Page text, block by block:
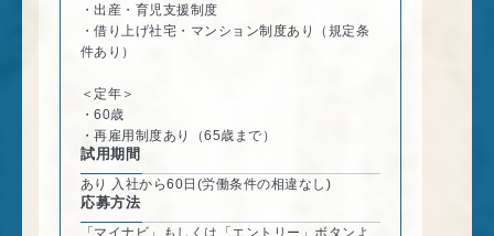
・出産・育児支援制度
・借り上げ社宅・マンション制度あり（規定条
件あり）
＜定年＞
・60歳
・再雇用制度あり（65歳まで）
試用期間
あり 入社から60日(労働条件の相違なし)
応募方法
「マイナビ」もしくは「エントリー」ボタンよ